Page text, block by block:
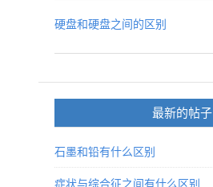
硬盘和硬盘之间的区别
最新的帖子
石墨和铅有什么区别
症状与综合征之间有什么区别